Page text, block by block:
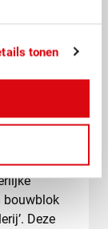
tonen
& Omega
bouwblok
Deze